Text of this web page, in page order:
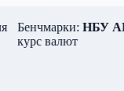
Бенчмарки:НБУ API
курс валют